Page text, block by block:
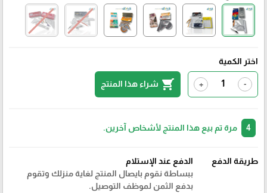
اختر الكمية
-
+
shopping_cart شراء هذا المنتج
مرة تم بيع هذا المنتج لأشخاص آخرين.
طريقة الدفع
الدفع عند الإستلام
ببساطة نقوم بايصال المنتج لغاية منزلك وتقوم
بدفع الثمن لموظف التوصيل.